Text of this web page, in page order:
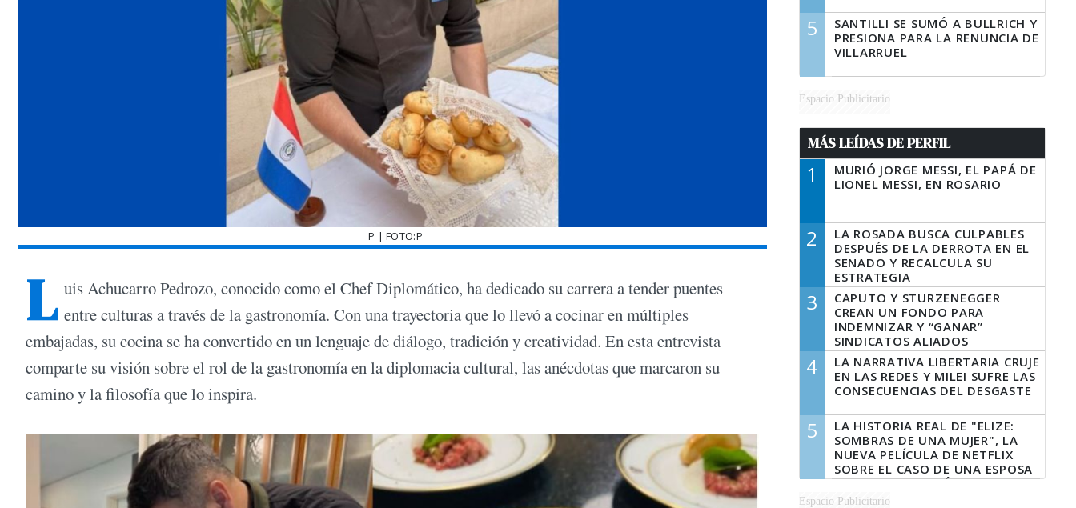
P | FOTO:P
L uis Achucarro Pedrozo, conocido como el Chef Diplomático, ha dedicado su carrera a tender puentes
entre culturas a través de la gastronomía. Con una trayectoria que lo llevó a cocinar en múltiples
embajadas, su cocina se ha convertido en un lenguaje de diálogo, tradición y creatividad. En esta entrevista
comparte su visión sobre el rol de la gastronomía en la diplomacia cultural, las anécdotas que marcaron su
camino y la filosofía que lo inspira.
5
SANTILLI SE SUMÓ A BULLRICH Y
PRESIONA PARA LA RENUNCIA DE
VILLARRUEL
Espacio Publicitario
MÁS LEÍDAS DE PERFIL
1
MURIÓ JORGE MESSI, EL PAPÁ DE
LIONEL MESSI, EN ROSARIO
2
LA ROSADA BUSCA CULPABLES
DESPUÉS DE LA DERROTA EN EL
SENADO Y RECALCULA SU
ESTRATEGIA
3
CAPUTO Y STURZENEGGER
CREAN UN FONDO PARA
INDEMNIZAR Y “GANAR”
SINDICATOS ALIADOS
4
LA NARRATIVA LIBERTARIA CRUJE
EN LAS REDES Y MILEI SUFRE LAS
CONSECUENCIAS DEL DESGASTE
5
LA HISTORIA REAL DE "ELIZE:
SOMBRAS DE UNA MUJER", LA
NUEVA PELÍCULA DE NETFLIX
SOBRE EL CASO DE UNA ESPOSA
QUE DESCUARTIZÓ A SU
MARIDO
Espacio Publicitario